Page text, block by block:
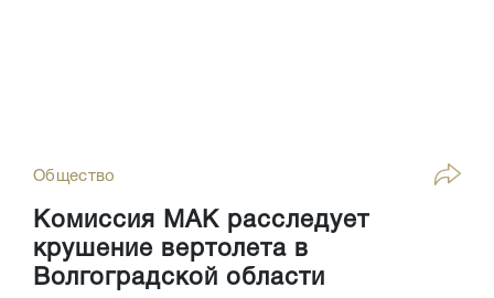
Общество
Комиссия МАК расследует
крушение вертолета в
Волгоградской области